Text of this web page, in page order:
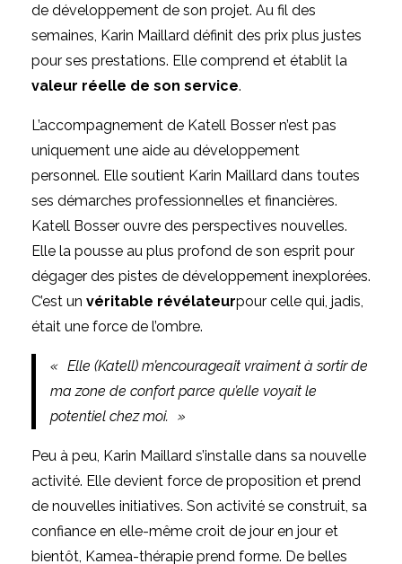
de développement de son projet. Au fil des
semaines, Karin Maillard définit des prix plus justes
pour ses prestations. Elle comprend et établit la
valeur réelle de son service.
L’accompagnement de Katell Bosser n’est pas
uniquement une aide au développement
personnel. Elle soutient Karin Maillard dans toutes
ses démarches professionnelles et financières.
Katell Bosser ouvre des perspectives nouvelles.
Elle la pousse au plus profond de son esprit pour
dégager des pistes de développement inexplorées.
C’est un véritable révélateurpour celle qui, jadis,
était une force de l’ombre.
« Elle (Katell) m’encourageait vraiment à sortir de
ma zone de confort parce qu’elle voyait le
potentiel chez moi. »
Peu à peu, Karin Maillard s’installe dans sa nouvelle
activité. Elle devient force de proposition et prend
de nouvelles initiatives. Son activité se construit, sa
confiance en elle-même croit de jour en jour et
bientôt, Kamea-thérapie prend forme. De belles